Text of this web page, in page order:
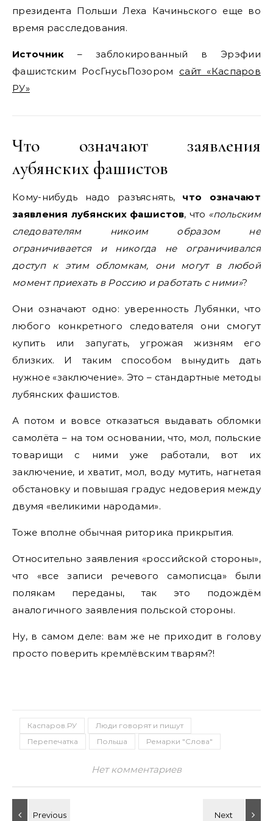
президента Польши Леха Качиньского еще во
время расследования.
Источник – заблокированный в Эрэфии
фашистским РосГнусьПозором сайт «Каспаров
РУ»
Что означают заявления
лубянских фашистов
Кому-нибудь надо разъяснять, что означают
заявления лубянских фашистов, что «польским
следователям никоим образом не
ограничивается и никогда не ограничивался
доступ к этим обломкам, они могут в любой
момент приехать в Россию и работать с ними»?
Они означают одно: уверенность Лубянки, что
любого конкретного следователя они смогут
купить или запугать, угрожая жизням его
близких. И таким способом вынудить дать
нужное «заключение». Это – стандартные методы
лубянских фашистов.
А потом и вовсе отказаться выдавать обломки
самолёта – на том основании, что, мол, польские
товарищи с ними уже работали, вот их
заключение, и хватит, мол, воду мутить, нагнетая
обстановку и повышая градус недоверия между
двумя «великими народами».
Тоже вполне обычная риторика прикрытия.
Относительно заявления «российской стороны»,
что «все записи речевого самописца» были
полякам переданы, так это подождём
аналогичного заявления польской стороны.
Ну, в самом деле: вам же не приходит в голову
просто поверить кремлёвским тварям?!
Каспаров.РУ
Люди говорят и пишут
Перепечатка
Польша Ремарки "Слова"
Нет комментариев